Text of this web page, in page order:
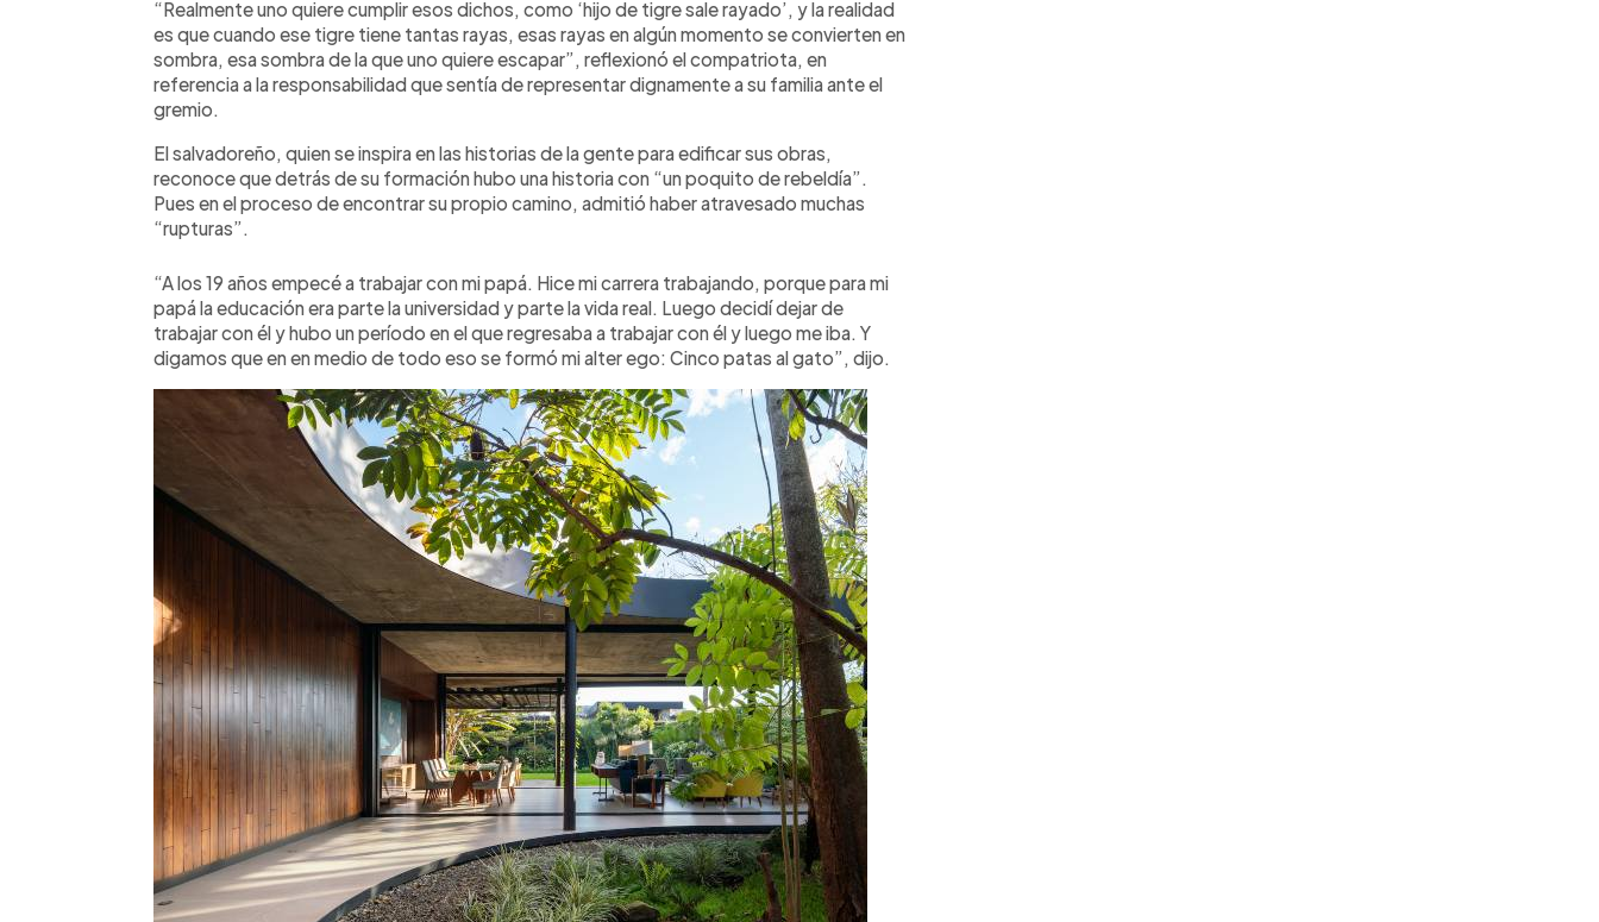
“Realmente uno quiere cumplir esos dichos, como ‘hijo de tigre sale rayado’, y la realidad
es que cuando ese tigre tiene tantas rayas, esas rayas en algún momento se convierten en
sombra, esa sombra de la que uno quiere escapar”, reflexionó el compatriota, en
referencia a la responsabilidad que sentía de representar dignamente a su familia ante el
gremio.
El salvadoreño, quien se inspira en las historias de la gente para edificar sus obras,
reconoce que detrás de su formación hubo una historia con “un poquito de rebeldía”.
Pues en el proceso de encontrar su propio camino, admitió haber atravesado muchas
“rupturas”.
“A los 19 años empecé a trabajar con mi papá. Hice mi carrera trabajando, porque para mi
papá la educación era parte la universidad y parte la vida real. Luego decidí dejar de
trabajar con él y hubo un período en el que regresaba a trabajar con él y luego me iba. Y
digamos que en en medio de todo eso se formó mi alter ego: Cinco patas al gato”, dijo.